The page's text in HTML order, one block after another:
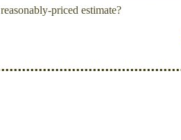
reasonably-priced estimate?